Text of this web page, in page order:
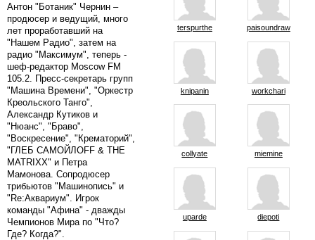
Антон "Ботаник" Чернин –
продюсер и ведущий, много
лет проработавший на
"Нашем Радио", затем на
радио "Максимум", теперь -
шеф-редактор Moscow FM
105.2. Пресс-секретарь групп
"Машина Времени", "Оркестр
Креольского Танго",
Александр Кутиков и
"Нюанс", "Браво",
"Воскресение", "Крематорий",
"ГЛЕБ САМОЙЛОFF & THE
MATRIXX" и Петра
Мамонова. Сопродюсер
трибьютов "Машинопись" и
"Re:Аквариум". Игрок
команды "Афина" - дважды
Чемпионов Мира по "Что?
Где? Когда?".
terspurthe paisoundraw
knipanin workchari
collyate miemine
uparde diepoti